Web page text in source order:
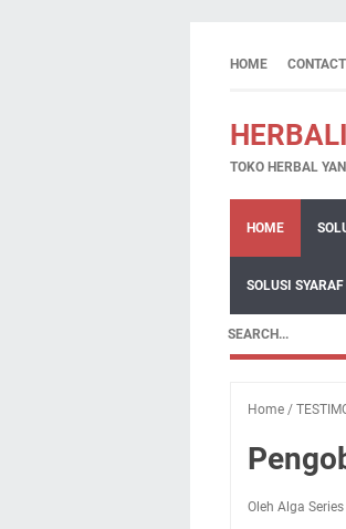
HOME CONTACT
TOKO HERBAL
HOME
SOLUSI
Home /
Oleh Alga Series